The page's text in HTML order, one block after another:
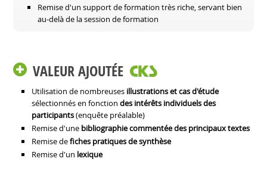
Remise d'un support de formation très riche, servant bien
au-delà de la session de formation
VALEUR AJOUTÉE
Utilisation de nombreuses illustrations et cas d'étude
sélectionnés en fonctiondes intérêts individuels des
participants(enquête préalable)
Remise d'une bibliographie commentée des principaux textes
Remise defiches pratiques de synthèse
Remise d'un lexique